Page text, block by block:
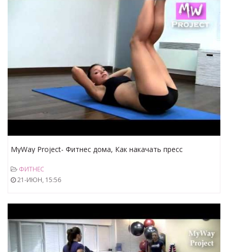
MyWay Project- Фитнес дома, Как накачать пресс
ФИТНЕС
21-ИЮН, 15:56